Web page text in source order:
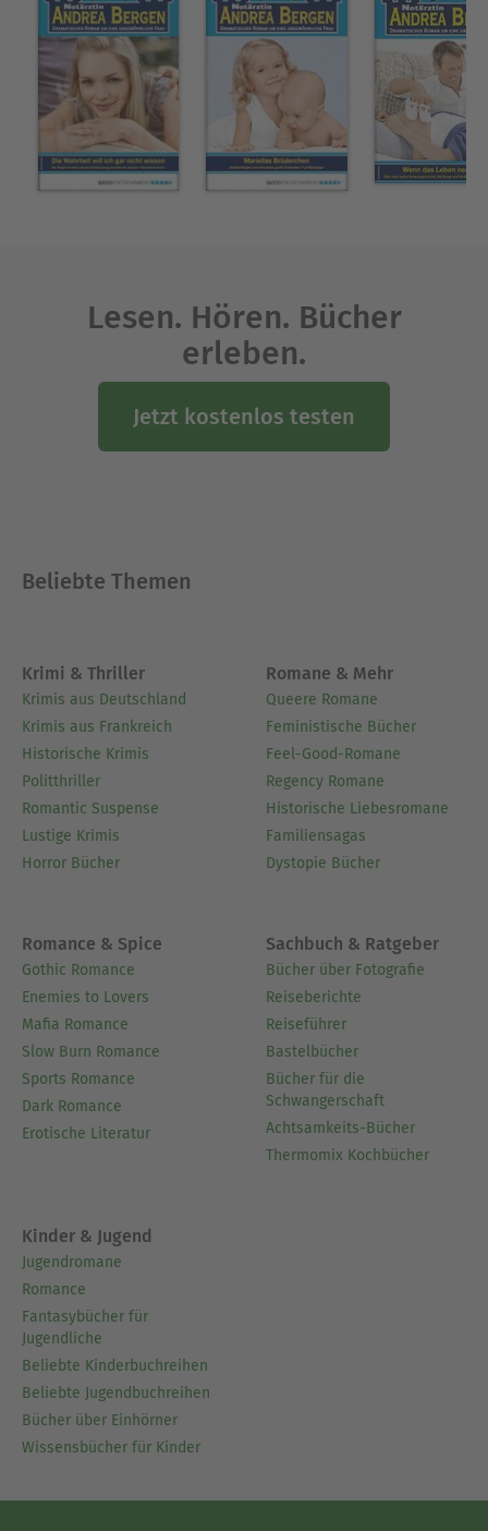
Lesen. Hören. Bücher
erleben.
Jetzt kostenlos testen
Beliebte Themen
Krimi & Thriller
Krimis aus Deutschland
Krimis aus Frankreich
Historische Krimis
Politthriller
Romantic Suspense
Lustige Krimis
Horror Bücher
Romane & Mehr
Queere Romane
Feministische Bücher
Feel-Good-Romane
Regency Romane
Historische Liebesromane
Familiensagas
Dystopie Bücher
Romance & Spice
Gothic Romance
Enemies to Lovers
Mafia Romance
Slow Burn Romance
Sports Romance
Dark Romance
Erotische Literatur
Sachbuch & Ratgeber
Bücher über Fotografie
Reiseberichte
Reiseführer
Bastelbücher
Bücher für die
Schwangerschaft
Achtsamkeits-Bücher
Thermomix Kochbücher
Kinder & Jugend
Jugendromane
Romance
Fantasybücher für
Jugendliche
Beliebte Kinderbuchreihen
Beliebte Jugendbuchreihen
Bücher über Einhörner
Wissensbücher für Kinder